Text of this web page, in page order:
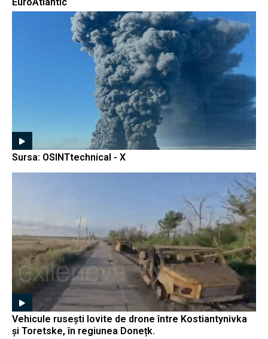
Sursa: OSINTtechnical - X
Vehicule rusești lovite de drone între Kostiantynivka
și Toretske, în regiunea Donețk.